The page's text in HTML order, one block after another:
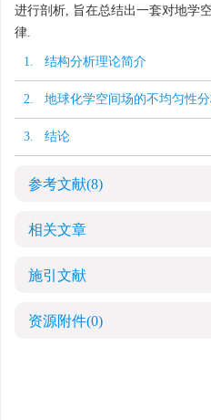
进行剖析, 旨在总结出一套对地学
律.
1. 结构分析理论简介
2. 地球化学空间场的不均匀性
3. 结论
参考文献(8)
相关文章
施引文献
资源附件(0)